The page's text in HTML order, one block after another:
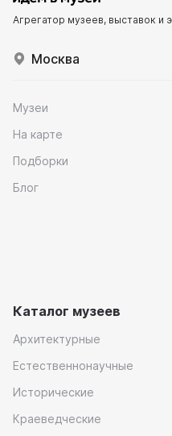
Агрегатор музеев, выставок и
Москва
Музеи
На карте
Подборки
Блог
Каталог музеев
Архитектурные
Естественнонаучные
Исторические
Краеведческие